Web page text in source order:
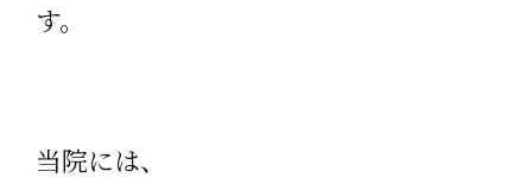
す。
当院には、